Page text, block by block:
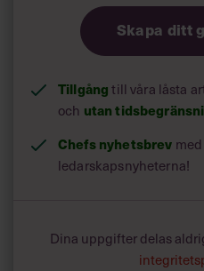
Skapa ditt
Tillgångtill våra låsta
och utan
Chefs nyhetsbrev
ledarskapsnyheterna!
Dina uppgifter delas